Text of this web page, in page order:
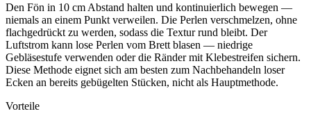
Den Fön in 10 cm Abstand halten und kontinuierlich bewegen —
niemals an einem Punkt verweilen. Die Perlen verschmelzen, ohne
flachgedrückt zu werden, sodass die Textur rund bleibt. Der
Luftstrom kann lose Perlen vom Brett blasen — niedrige
Gebläsestufe verwenden oder die Ränder mit Klebestreifen sichern.
Diese Methode eignet sich am besten zum Nachbehandeln loser
Ecken an bereits gebügelten Stücken, nicht als Hauptmethode.
Vorteile